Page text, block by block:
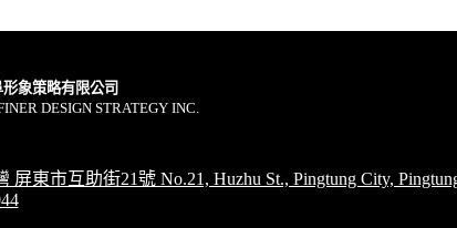
象策略有限公司
DESIGN STRATEGY INC.
屏東市互助街21號 No.21, Huzhu St., Pingtung City,